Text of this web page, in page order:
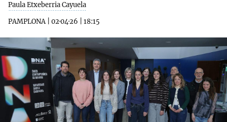
Paula Etxeberria Cayuela
PAMPLONA| 02·04·26 18:15